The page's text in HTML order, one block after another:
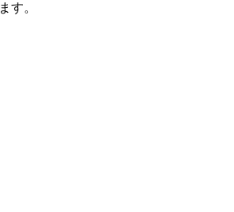
す。